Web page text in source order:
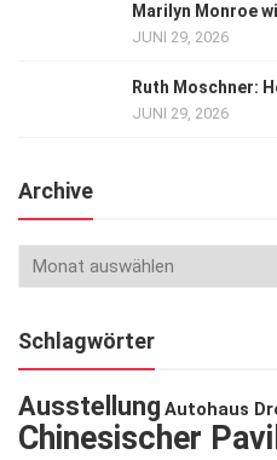
Marilyn Monroe
JUNI 29, 2026
Ruth Moschner:
JUNI 29, 2026
Archive
Schlagwörter
Ausstellung Autohaus
Chinesischer